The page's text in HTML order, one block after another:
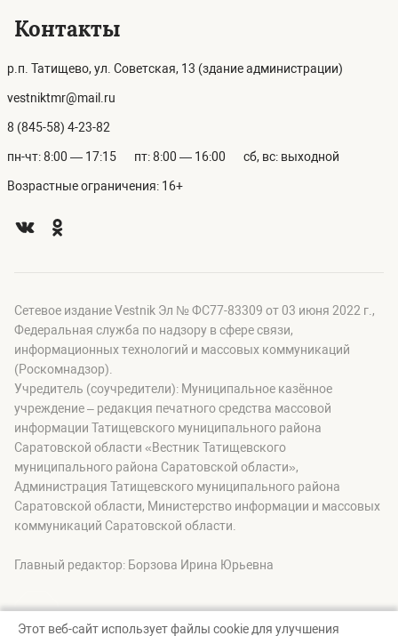
Контакты
р.п. Татищево, ул. Советская, 13 (здание администрации)
vestniktmr@mail.ru
8 (845-58) 4-23-82
пн-чт: 8:00 — 17:15 пт: 8:00 — 16:00 сб, вс: выходной
Возрастные ограничения: 16+
Сетевое издание Vestnik Эл № ФС77-83309 от 03 июня 2022 г.,
Федеральная служба по надзору в сфере связи,
информационных технологий и массовых коммуникаций
(Роскомнадзор).
Учредитель (соучредители): Муниципальное казённое
учреждение – редакция печатного средства массовой
информации Татищевского муниципального района
Саратовской области «Вестник Татищевского
муниципального района Саратовской области»,
Администрация Татищевского муниципального района
Саратовской области, Министерство информации и массовых
коммуникаций Саратовской области.
Главный редактор: Борзова Ирина Юрьевна
Этот веб-сайт использует файлы cookie для улучшения